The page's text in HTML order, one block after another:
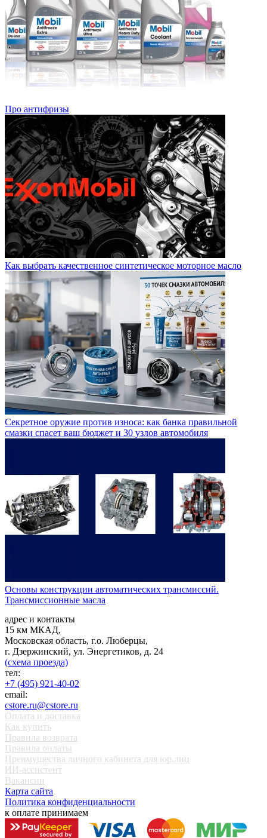
Про антифризы
Как выбрать качественное синтетическое моторное масло
Секретное оружие против износа: как банка правильной
смазки спасет ваш бюджет и 30 узлов автомобиля
Основы конструкции автоматических трансмиссий.
Трансмиссионные масла
адрес и контакты
15 км МКАД,
Московская область, г.о. Люберцы,
г. Дзержинский, ул. Энергетиков, д. 24
(схема проезда)
тел:
+7 (495) 921-40-02
email:
cstore.ru@cstore.ru
Оплата и доставка
Как купить
Правила возврата
Правила оплаты
Преимущества личного кабинета для юр.лиц
ИИ-ассистент
Вакансии
Карта сайта
Политика конфиденциальности
к оплате принимаем